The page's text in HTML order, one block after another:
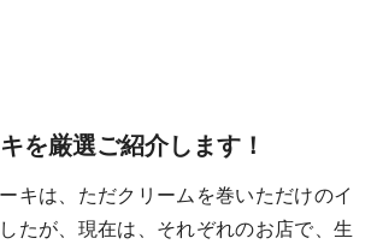
を厳選ご紹介します！
キは、ただクリームを巻いただけのイ
たが、現在は、それぞれのお店で、生